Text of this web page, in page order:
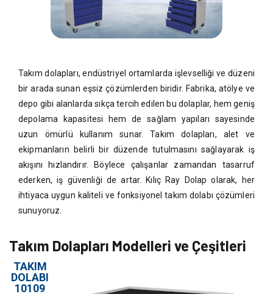
Takım dolapları, endüstriyel ortamlarda işlevselliği ve düzeni
bir arada sunan eşsiz çözümlerden biridir. Fabrika, atölye ve
depo gibi alanlarda sıkça tercih edilen bu dolaplar, hem geniş
depolama kapasitesi hem de sağlam yapıları sayesinde
uzun ömürlü kullanım sunar. Takım dolapları, alet ve
ekipmanların belirli bir düzende tutulmasını sağlayarak iş
akışını hızlandırır. Böylece çalışanlar zamandan tasarruf
ederken, iş güvenliği de artar. Kılıç Ray Dolap olarak, her
ihtiyaca uygun kaliteli ve fonksiyonel takım dolabı çözümleri
sunuyoruz.
Takım Dolapları Modelleri ve Çeşitleri
TAKIM
DOLABI
10109